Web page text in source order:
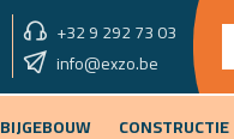
+32 9 292 73 03
info@exzo.be
BIJGEBOUW CONSTRUCTIE